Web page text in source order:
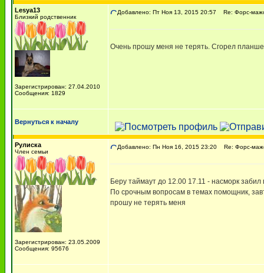
Lesya13
Близкий родственник
Зарегистрирован: 27.04.2010
Сообщения: 1829
Добавлено: Пт Ноя 13, 2015 20:57 Re: Форс-
Очень прошу меня не терять. Сгорел
Вернуться к началу
Рулиска
Член семьи
Зарегистрирован: 23.05.2009
Сообщения: 95676
Добавлено: Пн Ноя 16, 2015 23:20 Re: Форс-
Беру таймаут до 12.00 17.11 - насморк забил
По срочным вопросам в темах помощник,
прошу не терять меня